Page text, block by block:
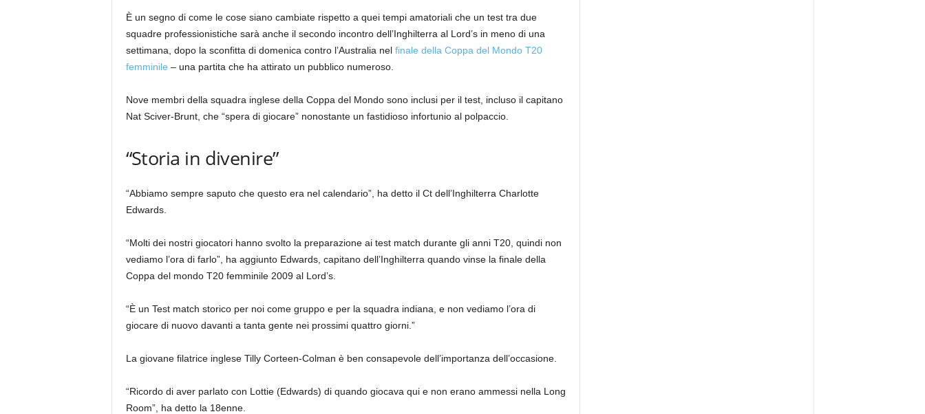
È un segno di come le cose siano cambiate rispetto a quei tempi amatoriali che un test tra due
squadre professionistiche sarà anche il secondo incontro dell’Inghilterra al Lord’s in meno di una
settimana, dopo la sconfitta di domenica contro l’Australia nel finale della Coppa del Mondo T20
femminile – una partita che ha attirato un pubblico numeroso.
Nove membri della squadra inglese della Coppa del Mondo sono inclusi per il test, incluso il capitano
Nat Sciver-Brunt, che “spera di giocare” nonostante un fastidioso infortunio al polpaccio.
“Storia in divenire”
“Abbiamo sempre saputo che questo era nel calendario”, ha detto il Ct dell’Inghilterra Charlotte
Edwards.
“Molti dei nostri giocatori hanno svolto la preparazione ai test match durante gli anni T20, quindi non
vediamo l’ora di farlo”, ha aggiunto Edwards, capitano dell’Inghilterra quando vinse la finale della
Coppa del mondo T20 femminile 2009 al Lord’s.
“È un Test match storico per noi come gruppo e per la squadra indiana, e non vediamo l’ora di
giocare di nuovo davanti a tanta gente nei prossimi quattro giorni.”
La giovane filatrice inglese Tilly Corteen-Colman è ben consapevole dell’importanza dell’occasione.
“Ricordo di aver parlato con Lottie (Edwards) di quando giocava qui e non erano ammessi nella Long
Room”, ha detto la 18enne.